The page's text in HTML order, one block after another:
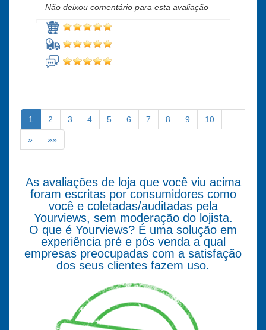
Não deixou comentário para esta avaliação
1 2 3 4 5 6 7 8 9 10 …
» »»
As avaliações de loja que você viu acima
foram escritas por consumidores como
você e coletadas/auditadas pela
Yourviews, sem moderação do lojista.
O que é Yourviews? É uma solução em
experiência pré e pós venda a qual
empresas preocupadas com a satisfação
dos seus clientes fazem uso.